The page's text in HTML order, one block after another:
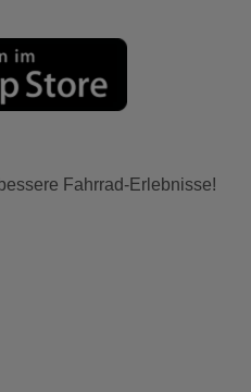
Fahrrad-Erlebnisse!